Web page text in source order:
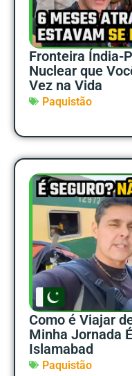
Fronteira Índia-
Nuclear que
Vez na Vida
Paquistão
Como é Viajar
Minha Jornada
Islamabad
Paquistão